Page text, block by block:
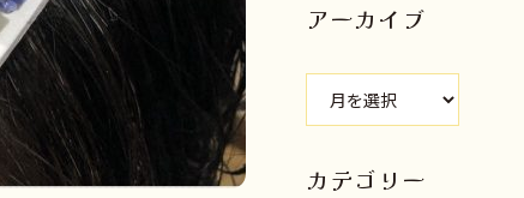
アーカイブ
ブ
カテゴリー